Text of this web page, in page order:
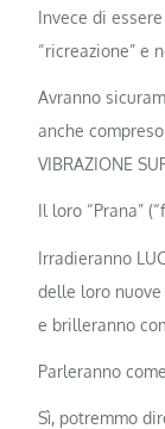
Invece di
“ricreazione” e
Avranno
anche
VIBRAZIONE
Il loro “Prana”
Irradieranno
delle loro
e brilleranno
Parleranno
Sì, potremmo